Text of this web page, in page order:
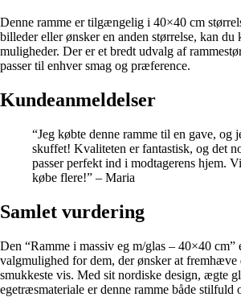
Denne ramme er tilgængelig i 40×40 cm
billeder eller ønsker en anden størrelse, kan du
muligheder. Der er et bredt udvalg af
passer til enhver smag og præference.
Kundeanmeldelser
“Jeg købte denne ramme til en gave, og
skuffet! Kvaliteten er fantastisk, og det
passer perfekt ind i modtagerens hjem.
købe flere!” – Maria
Samlet vurdering
Den “Ramme i massiv eg m/glas – 40×40 cm”
valgmulighed for dem, der ønsker at fremhæve
smukkeste vis. Med sit nordiske design, ægte
egetræsmateriale er denne ramme både stilfuld